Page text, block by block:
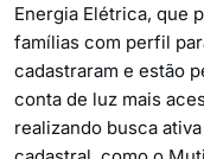
Energia Elétrica, que
famílias com perfil
cadastraram e estão
conta de luz mais
realizando busca